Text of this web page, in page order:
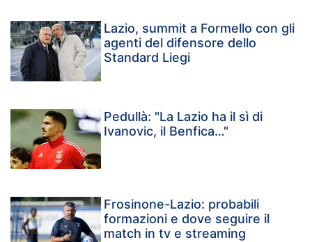
Lazio, summit a Formello con gli
agenti del difensore dello
Standard Liegi
Pedullà: "La Lazio ha il sì di
Ivanovic, il Benfica…"
Frosinone-Lazio: probabili
formazioni e dove seguire il
match in tv e streaming